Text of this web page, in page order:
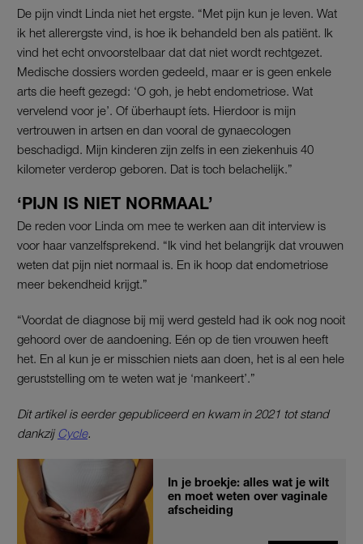
De pijn vindt Linda niet het ergste. “Met pijn kun je leven. Wat
ik het allerergste vind, is hoe ik behandeld ben als patiënt. Ik
vind het echt onvoorstelbaar dat dat niet wordt rechtgezet.
Medische dossiers worden gedeeld, maar er is geen enkele
arts die heeft gezegd: ‘O goh, je hebt endometriose. Wat
vervelend voor je’. Of überhaupt íets. Hierdoor is mijn
vertrouwen in artsen en dan vooral de gynaecologen
beschadigd. Mijn kinderen zijn zelfs in een ziekenhuis 40
kilometer verderop geboren. Dat is toch belachelijk.”
‘PIJN IS NIET NORMAAL’
De reden voor Linda om mee te werken aan dit interview is
voor haar vanzelfsprekend. “Ik vind het belangrijk dat vrouwen
weten dat pijn niet normaal is. En ik hoop dat endometriose
meer bekendheid krijgt.”
“Voordat de diagnose bij mij werd gesteld had ik ook nog nooit
gehoord over de aandoening. Eén op de tien vrouwen heeft
het. En al kun je er misschien niets aan doen, het is al een hele
geruststelling om te weten wat je ‘mankeert’.”
Dit artikel is eerder gepubliceerd en kwam in 2021 tot stand
dankzij Cycle.
In je broekje: alles wat je wilt
en moet weten over vaginale
afscheiding